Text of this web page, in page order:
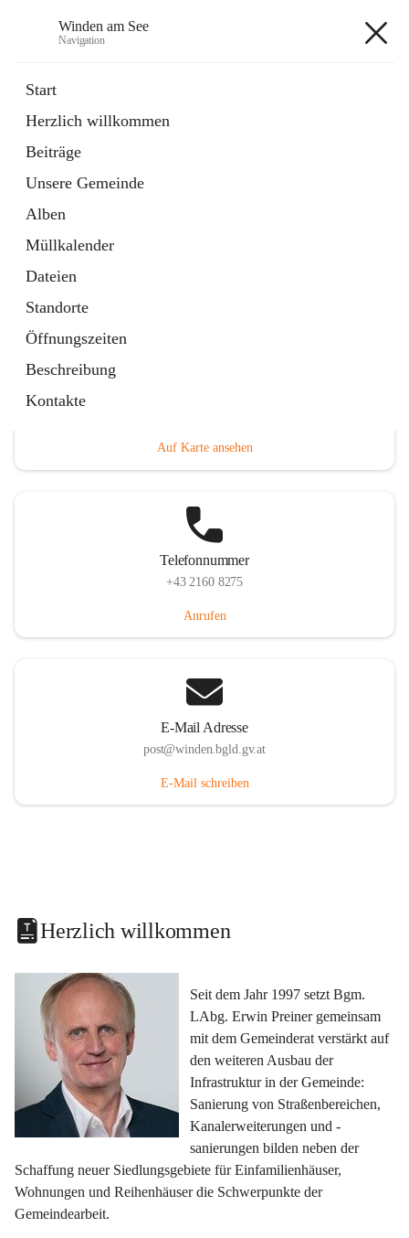
Winden am See
Navigation
Start
Herzlich willkommen
Beiträge
Unsere Gemeinde
Alben
Müllkalender
Dateien
Standorte
Öffnungszeiten
Beschreibung
Kontakte
Externe Webseite
in
Tab
Bebauungsplan
öffnet
in
neuem
Tab
Auf Karte ansehen
Telefonnummer
+43 2160 8275
Anrufen
E-Mail Adresse
post@winden.bgld.gv.at
E-Mail schreiben
Herzlich willkommen
Seit dem Jahr 1997 setzt Bgm.
LAbg. Erwin Preiner gemeinsam
mit dem Gemeinderat verstärkt auf
den weiteren Ausbau der
Infrastruktur in der Gemeinde:
Sanierung von Straßenbereichen,
Kanalerweiterungen und -
sanierungen bilden neben der
Schaffung neuer Siedlungsgebiete für Einfamilienhäuser,
Wohnungen und Reihenhäuser die Schwerpunkte der
Gemeindearbeit.